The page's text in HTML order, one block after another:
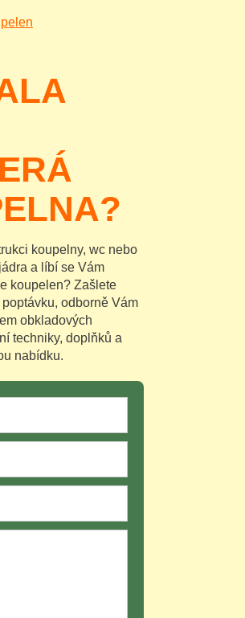
koupelny, wc nebo
a líbí se Vám
koupelen? Zašlete
odborně Vám
obkladových
techniky, doplňků a
nabídku.